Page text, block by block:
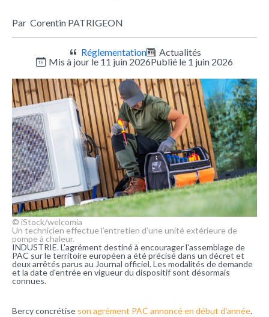
Par Corentin PATRIGEON
Réglementation
Actualités
Mis à jour le 11 juin 2026Publié le 1 juin 2026
© iStock/welcomia
Un technicien effectue l’entretien d’une unité extérieure de
pompe à chaleur.
INDUSTRIE. L'agrément destiné à encourager l'assemblage de
PAC sur le territoire européen a été précisé dans un décret et
deux arrêtés parus au Journal officiel. Les modalités de demande
et la date d'entrée en vigueur du dispositif sont désormais
connues.
Bercy concrétise son agrément PAC annoncé en début d'année.